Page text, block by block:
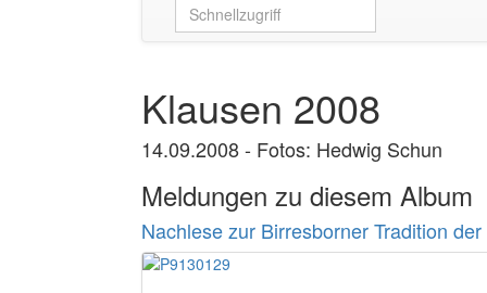
Klausen 2008
14.09.2008 - Fotos: Hedwig Schun
Meldungen zu diesem Album
Nachlese zur Birresborner Tradition